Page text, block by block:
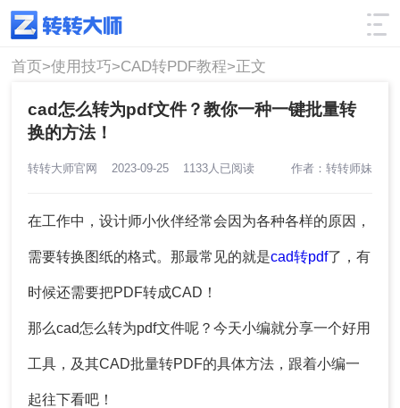
使用技巧 筛选
首页>使用技巧>CAD转PDF教程>正文
cad怎么转为pdf文件？教你一种一键批量转
换的方法！
转转大师官网 2023-09-25 1133人已阅读 作者：转转师妹
在工作中，设计师小伙伴经常会因为各种各样的原因，
需要转换图纸的格式。那最常见的就是cad转pdf了，有
时候还需要把PDF转成CAD！
那么cad怎么转为pdf文件呢？今天小编就分享一个好用
工具，及其CAD批量转PDF的具体方法，跟着小编一
起往下看吧！